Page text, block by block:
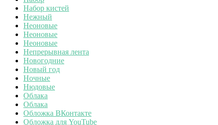
Набор кистей
Нежный
Неоновые
Неоновые
Неоновые
Непрерывная лента
Новогодние
Новый год
Ночные
Нюдовые
Облака
Облака
Обложка ВКонтакте
Обложка для YouTube